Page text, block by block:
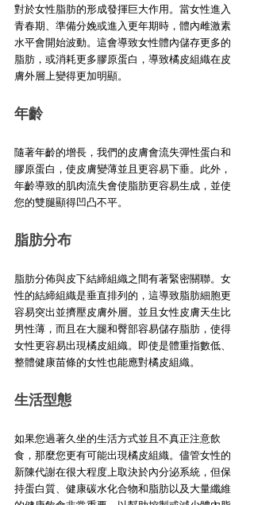
對於女性脂肪的形成發揮巨大作用。當女性進入
青春期、準備分娩或進入更年期時，體內雌激素
水平會開始波動。這會導致女性體內儲存更多的
脂肪，或消耗更多膠原蛋白，導致橘皮組織在皮
膚外層上變得更加明顯。
年齡
隨著年齡的增長，我們的皮膚會流失彈性蛋白和
膠原蛋白，使皮膚變薄並且更容易下垂。此外，
年齡導致的肌肉流失會使脂肪更容易生成，並使
您的雙腿顯得凹凸不平。
脂肪分布
脂肪分佈與皮下結締組織之間有著緊密關聯。女
性的結締組織是垂直排列的，這導致脂肪細胞更
容易突出並擠壓皮膚外層。並且女性皮膚天生比
男性薄，而且在大腿和臀部容易儲存脂肪，使得
女性更容易出現橘皮組織。即使是體重指數低、
整體健康苗條的女性也能應對橘皮組織。
生活型態
如果您過著久坐的生活方式並且不真正注意飲
食，那麼您更有可能出現橘皮組織。儘管女性的
新陳代謝在很大程度上取決於內分泌系統，但保
持蛋白質、健康碳水化合物和脂肪以及大量纖維